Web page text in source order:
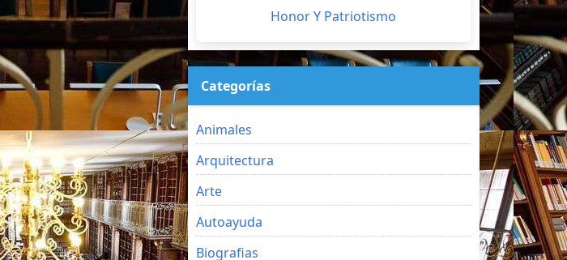
Honor Y Patriotismo
Categorías
Animales
Arquitectura
Arte
Autoayuda
Biografias